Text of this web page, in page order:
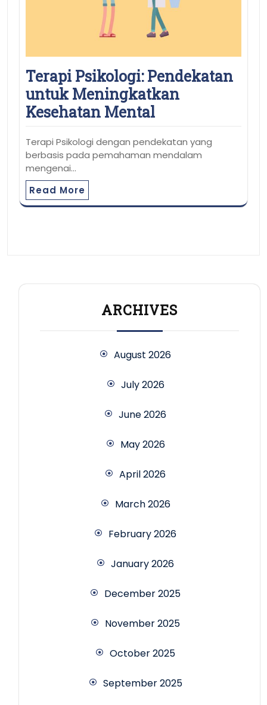
Terapi Psikologi: Pendekatan
untuk Meningkatkan
Kesehatan Mental
Terapi Psikologi dengan pendekatan yang
berbasis pada pemahaman mendalam
mengenai…
Read More
ARCHIVES
August 2026
July 2026
June 2026
May 2026
April 2026
March 2026
February 2026
January 2026
December 2025
November 2025
October 2025
September 2025